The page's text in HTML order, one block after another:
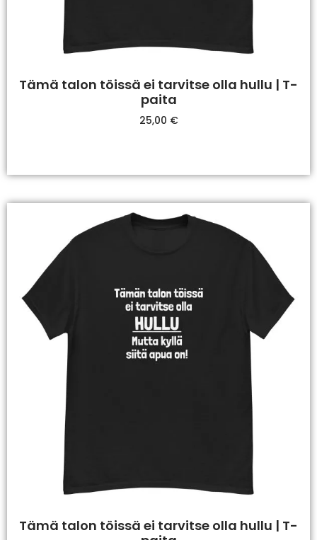
Tämä talon töissä ei tarvitse olla hullu | T-
paita
25,00 €
Tämä talon töissä ei tarvitse olla hullu | T-